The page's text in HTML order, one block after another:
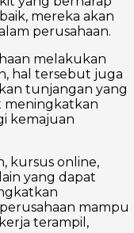
mereka akan
perusahaan.
melakukan
hal tersebut juga
tunjangan yang
meningkatkan
kemajuan
kursus online,
yang dapat
mampu
terampil,